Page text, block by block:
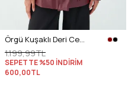
Örgü Kuşaklı Deri Ceket 51007 - BORDO
1.199,99TL
SEPETTE %50 İNDİRİM
600,00TL